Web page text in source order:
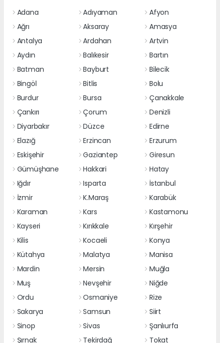
Adana Adıyaman
Afyon
Ağrı
Aksaray
Amasya
Antalya
Ardahan
Artvin
Aydın
Balıkesir
Bartın
Batman
Bayburt
Bilecik
Bingöl
Bitlis
Bolu
Burdur
Bursa
Çanakkale
Çankırı
Çorum
Denizli
Diyarbakır
Düzce
Edirne
Elazığ
Erzincan
Erzurum
Eskişehir
Gaziantep
Giresun
Gümüşhane
Hakkari
Hatay
Iğdır
Isparta
İstanbul
İzmir
K.Maraş
Karabük
Karaman
Kars
Kastamonu
Kayseri
Kırıkkale
Kırşehir
Kilis
Kocaeli
Konya
Kütahya
Malatya
Manisa
Mardin
Mersin
Muğla
Muş
Nevşehir
Niğde
Ordu
Osmaniye
Rize
Sakarya
Samsun
Siirt
Sinop
Sivas
Şanlıurfa
Şırnak
Tekirdağ Tokat